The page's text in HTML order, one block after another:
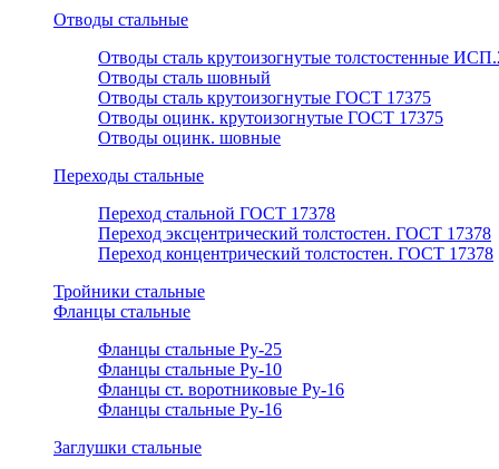
Отводы стальные
Отводы сталь крутоизогнутые толстостенные
Отводы сталь шовный
Отводы сталь крутоизогнутые ГОСТ 17375
Отводы оцинк. крутоизогнутые ГОСТ 17375
Отводы оцинк. шовные
Переходы стальные
Переход стальной ГОСТ 17378
Переход эксцентрический толстостен. ГОСТ 17378
Переход концентрический толстостен. ГОСТ 17378
Тройники стальные
Фланцы стальные
Фланцы стальные Ру-25
Фланцы стальные Ру-10
Фланцы ст. воротниковые Ру-16
Фланцы стальные Ру-16
Заглушки стальные